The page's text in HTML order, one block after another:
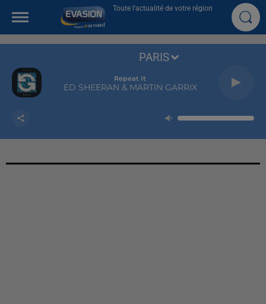
Toute l'actualité de votre région
Repeat It
ED SHEERAN & MARTIN GARRIX
PARIS